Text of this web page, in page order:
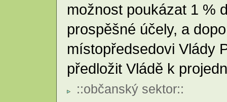
možnost poukázat 1 %
prospěšné účely, a
místopředsedovi Vlády
předložit Vládě k
::občanský sektor::